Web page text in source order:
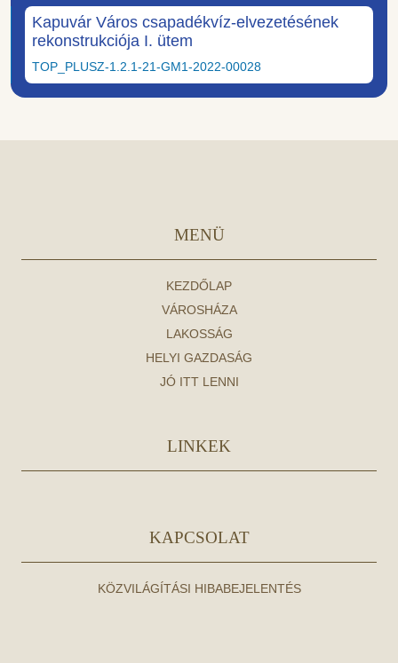
Kapuvár Város csapadékvíz-elvezetésének
rekonstrukciója I. ütem
TOP_PLUSZ-1.2.1-21-GM1-2022-00028
MENÜ
KEZDŐLAP
VÁROSHÁZA
LAKOSSÁG
HELYI GAZDASÁG
JÓ ITT LENNI
LINKEK
KAPCSOLAT
KÖZVILÁGÍTÁSI HIBABEJELENTÉS